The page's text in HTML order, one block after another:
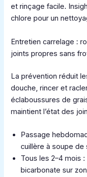
et rinçage facile.
chlore pour un
Entretien carrelage :
joints propres sans
La prévention réduit
douche, rincer et
éclaboussures de
maintient l’état des
Passage
cuillère à soupe de
Tous les 2–4 mois
bicarbonate sur